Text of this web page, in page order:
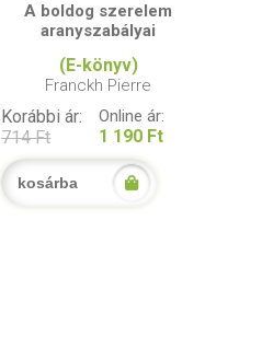
A boldog szerelem
aranyszabályai
(E-könyv)
Franckh Pierre
Korábbi ár:
714 Ft
Online ár:
1 190 Ft
kosárba